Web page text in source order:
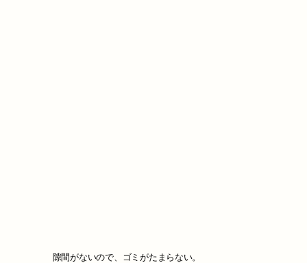
隙間がないので、ゴミがたまらない。